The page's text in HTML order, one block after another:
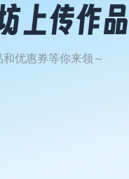
合怪”——但正是这些社区
由调整）
他模块组合使用
优惠券等你来领～